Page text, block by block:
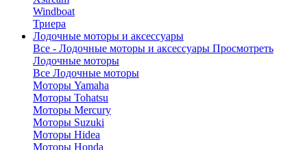
Windboat
Триера
Лодочные моторы и аксессуары
Все - Лодочные моторы и аксессуары Просмотреть
Лодочные моторы
Все Лодочные моторы
Моторы Yamaha
Моторы Tohatsu
Моторы Mercury
Моторы Suzuki
Моторы Hidea
Моторы Honda